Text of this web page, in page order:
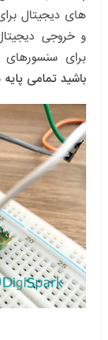
های دیجیتال
برای سنسورهای
باشید تمامی پایه های